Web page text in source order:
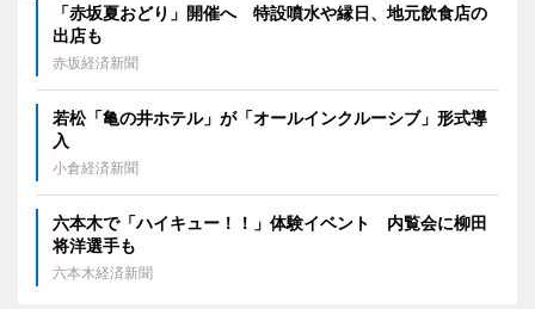
「赤坂夏おどり」開催へ 特設噴水や縁日、地元飲食店の
出店も
赤坂経済新聞
若松「亀の井ホテル」が「オールインクルーシブ」形式導
入
小倉経済新聞
六本木で「ハイキュー！！」体験イベント 内覧会に柳田
将洋選手も
六本木経済新聞